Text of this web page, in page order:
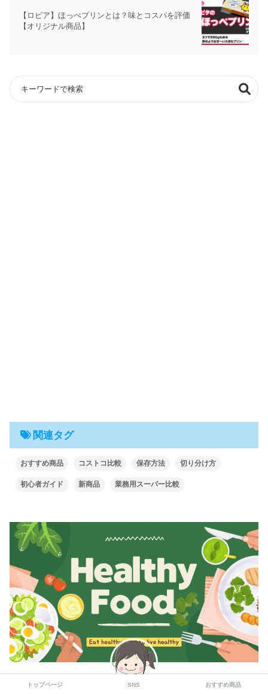
【ロピア】ほっぺプリンとは？味とコスパを評価
【オリジナル商品】
関連タグ
おすすめ商品 コストコ比較 保存方法 切り分け方
初心者ガイド 新商品 業務用スーパー比較
トップページ SNS おすすめ商品